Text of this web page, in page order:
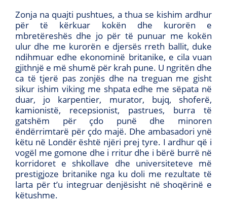
Zonja na quajti pushtues, a thua se kishim ardhur
për të kërkuar kokën dhe kurorën e
mbretëreshës dhe jo për të punuar me kokën
ulur dhe me kurorën e djersës rreth ballit, duke
ndihmuar edhe ekonominë britanike, e cila vuan
gjithnjë e më shumë për krah pune. U ngritën dhe
ca të tjerë pas zonjës dhe na treguan me gisht
sikur ishim viking me shpata edhe me sëpata në
duar, jo karpentier, murator, bujq, shoferë,
kamionistë, recepsionist, pastrues, burra të
gatshëm për çdo punë dhe minoren
ëndërrimtarë për çdo majë. Dhe ambasadori ynë
këtu në Londër është njëri prej tyre. I ardhur që i
vogël me gomone dhe i rritur dhe i bërë burrë në
korridoret e shkollave dhe universiteteve më
prestigjoze britanike nga ku doli me rezultate të
larta për t’u integruar denjësisht në shoqërinë e
këtushme.